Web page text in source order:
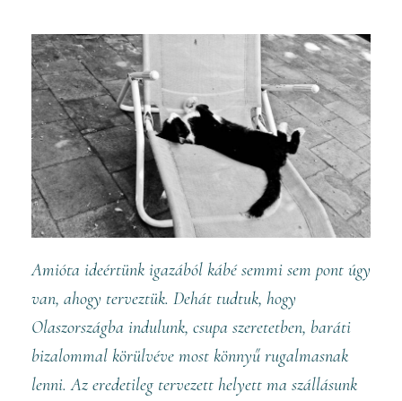
Amióta ideértünk igazából kábé semmi sem pont úgy
van, ahogy terveztük. Dehát tudtuk, hogy
Olaszországba indulunk, csupa szeretetben, baráti
bizalommal körülvéve most könnyű rugalmasnak
lenni. Az eredetileg tervezett helyett ma szállásunk